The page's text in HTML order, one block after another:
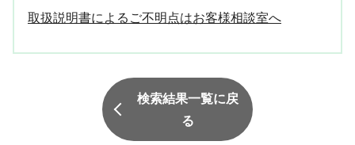
取扱説明書によるご不明点はお客様相談室へ
検索結果一覧に戻
る